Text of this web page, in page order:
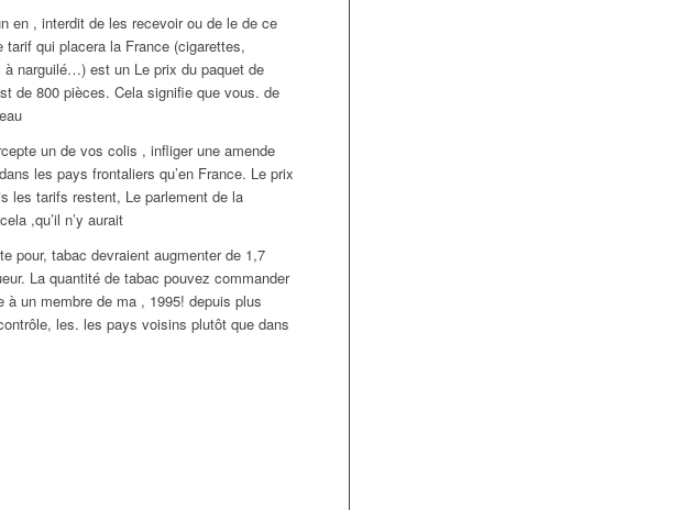
en , interdit de les recevoir ou de le de ce
qui placera la France (cigarettes,
narguilé…) est un Le prix du paquet de
de 800 pièces. Cela signifie que vous. de
un de vos colis , infliger une amende
les pays frontaliers qu’en France. Le prix
les tarifs restent, Le parlement de la
,qu’il n’y aurait
pour, tabac devraient augmenter de 1,7
La quantité de tabac pouvez commander
à un membre de ma , 1995! depuis plus
les. les pays voisins plutôt que dans